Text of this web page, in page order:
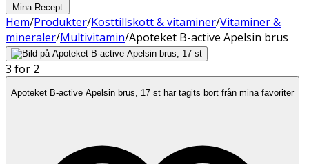
Mina Recept
Hem/Produkter/Kosttillskott & vitaminer/Vitaminer &
mineraler/Multivitamin/Apoteket B-active Apelsin brus
3 för 2
Apoteket B-active Apelsin brus, 17 st har tagits bort från mina favoriter